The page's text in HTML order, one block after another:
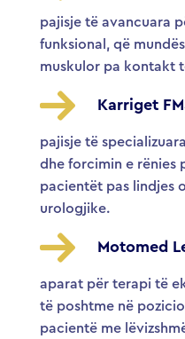
pajisje të avancuara
funksional, që
muskulor pa kontakt
Karriget
pajisje të
dhe forcimin e rënies
pacientët pas lindjes
urologjike.
Motomed
aparat për terapi të
të poshtme në
pacientë me